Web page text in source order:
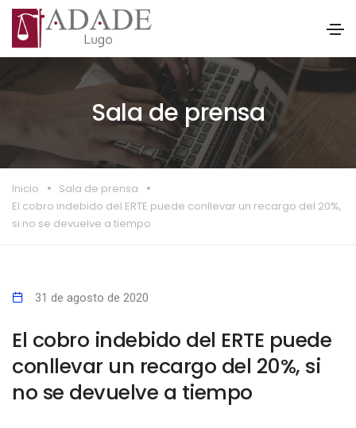
Sala de prensa
Inicio
Sala de prensa
El cobro indebido del ERTE puede conllevar un recargo del 20%,
si no se devuelve a tiempo
31 de agosto de 2020
El cobro indebido del ERTE puede
conllevar un recargo del 20%, si
no se devuelve a tiempo